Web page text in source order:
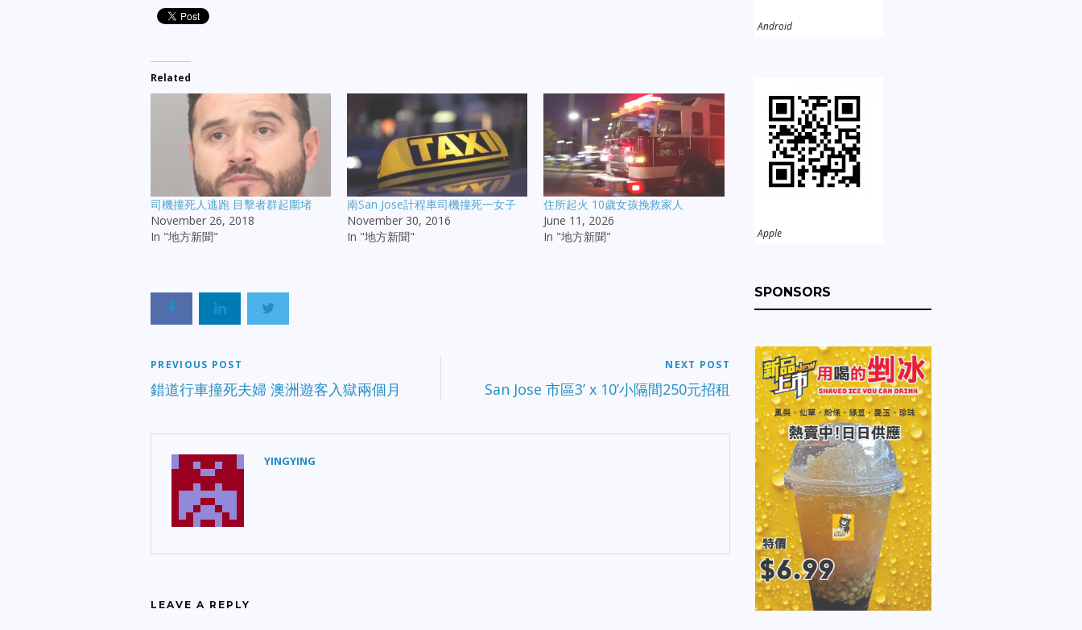
Related
司機撞死人逃跑 目擊者群起圍堵
November 26, 2018
In "地方新聞"
南San Jose計程車司機撞死一女子
November 30, 2016
In "地方新聞"
住所起火 10歲女孩挽救家人
June 11, 2026
In "地方新聞"
PREVIOUS POST
錯道行車撞死夫婦 澳洲遊客入獄兩個月
NEXT POST
San Jose 市區3’ x 10’小隔間250元招租
YINGYING
LEAVE A REPLY
Android
Apple
SPONSORS